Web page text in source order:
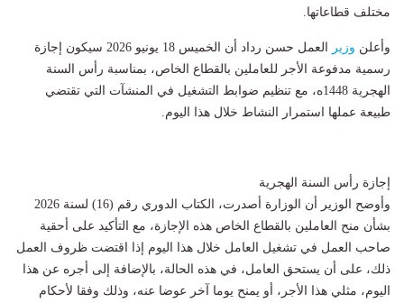
مختلف قطاعاتها.
وأعلن وزير
العمل حسن رداد أن الخميس 18 يونيو 2026 سيكون إجازة
رسمية مدفوعة الأجر للعاملين بالقطاع الخاص، بمناسبة رأس السنة
الهجرية 1448ه، مع تنظيم ضوابط التشغيل في المنشآت التي تقتضي
طبيعة عملها استمرار النشاط خلال هذا اليوم.
إجازة رأس السنة الهجرية
وأوضح الوزير أن الوزارة أصدرت، الكتاب الدوري رقم (16) لسنة 2026
بشأن منح العاملين بالقطاع الخاص هذه الإجازة، مع التأكيد على أحقية
صاحب العمل في تشغيل العامل خلال هذا اليوم إذا اقتضت ظروف العمل
ذلك، على أن يستحق العامل، في هذه الحالة، بالإضافة إلى أجره عن هذا
اليوم، مثلي هذا الأجر، أو يمنح يوما آخر عوضا عنه، وذلك وفقا لأحكام